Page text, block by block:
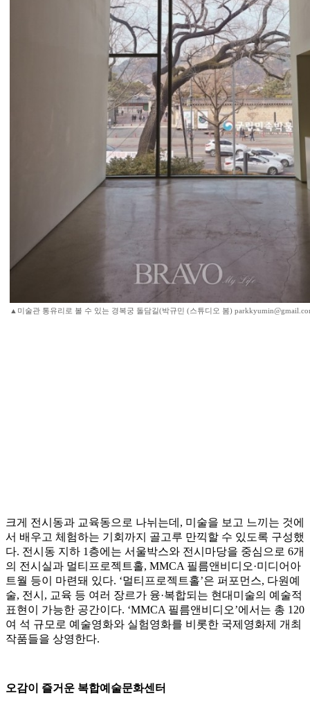
▲미술관 통유리로 볼 수 있는 경복궁 돌담길(박규민 (스튜디오 봄)
크게 전시동과 교육동으로 나뉘는데, 미술을 보고 느끼는 것에
서 배우고 체험하는 기회까지 골고루 만끽할 수 있도록 구성했
다. 전시동 지하 1층에는 서울박스와 전시마당을 중심으로 6개
의 전시실과 멀티프로젝트홀, MMCA 필름앤비디오·미디어아
트월 등이 마련돼 있다. ‘멀티프로젝트홀’은 퍼포먼스, 다원예
술, 전시, 교육 등 여러 장르가 융·복합되는 현대미술의 예술적
표현이 가능한 공간이다. ‘MMCA 필름앤비디오’에서는 총 120
여 석 규모로 예술영화와 실험영화를 비롯한 국제영화제 개최
작품들을 상영한다.
오감이 즐거운 복합예술문화센터